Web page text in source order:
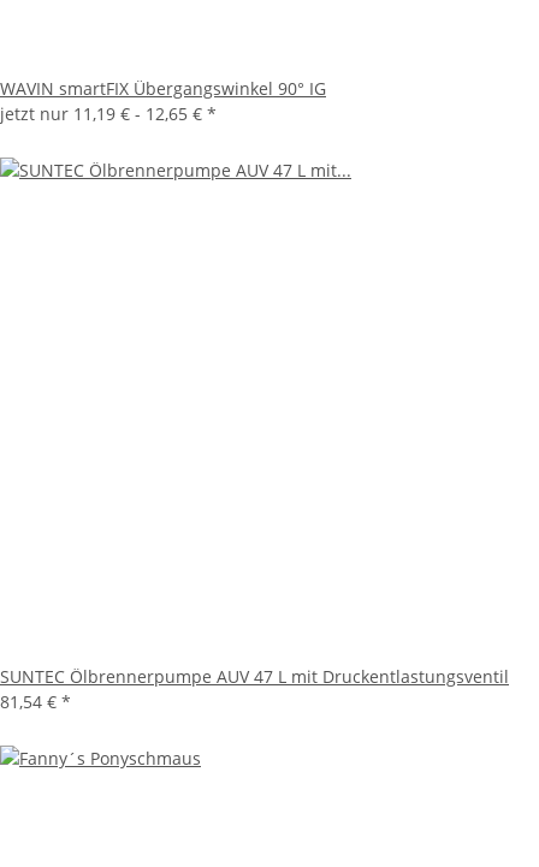
WAVIN smartFIX Übergangswinkel 90° IG
jetzt nur 11,19 € - 12,65 € *
SUNTEC Ölbrennerpumpe AUV 47 L mit Druckentlastungsventil
81,54 € *